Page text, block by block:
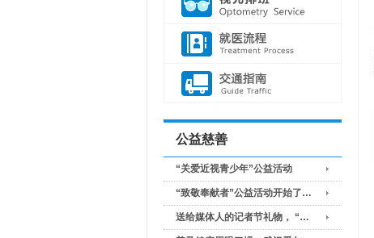
公益慈善
“关爱近视青少年”公益活动
“致敬奉献者”公益活动开始了…
送给媒体人的记者节礼物， “…